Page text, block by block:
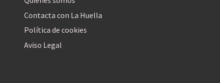
Contacta con La Huella
Política de cookies
Aviso Legal